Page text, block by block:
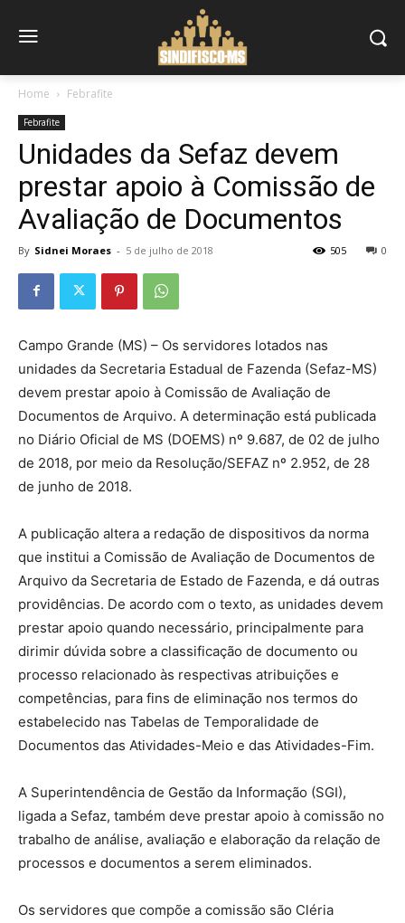
Home Febrafite
Febrafite
Unidades da Sefaz devem
prestar apoio à Comissão de
Avaliação de Documentos
By Sidnei Moraes - 5 de julho de 2018 0
505
Campo Grande (MS) – Os servidores lotados nas
unidades da Secretaria Estadual de Fazenda (Sefaz-MS)
devem prestar apoio à Comissão de Avaliação de
Documentos de Arquivo. A determinação está publicada
no Diário Oficial de MS (DOEMS) nº 9.687, de 02 de julho
de 2018, por meio da Resolução/SEFAZ nº 2.952, de 28
de junho de 2018.
A publicação altera a redação de dispositivos da norma
que institui a Comissão de Avaliação de Documentos de
Arquivo da Secretaria de Estado de Fazenda, e dá outras
providências. De acordo com o texto, as unidades devem
prestar apoio quando necessário, principalmente para
dirimir dúvida sobre a classificação de documento ou
processo relacionado às respectivas atribuições e
competências, para fins de eliminação nos termos do
estabelecido nas Tabelas de Temporalidade de
Documentos das Atividades-Meio e das Atividades-Fim.
A Superintendência de Gestão da Informação (SGI),
ligada a Sefaz, também deve prestar apoio à comissão no
trabalho de análise, avaliação e elaboração da relação de
processos e documentos a serem eliminados.
Os servidores que compõe a comissão são Cléria